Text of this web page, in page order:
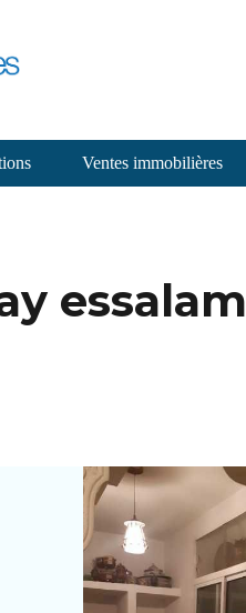
Ventes immobilières
essalam